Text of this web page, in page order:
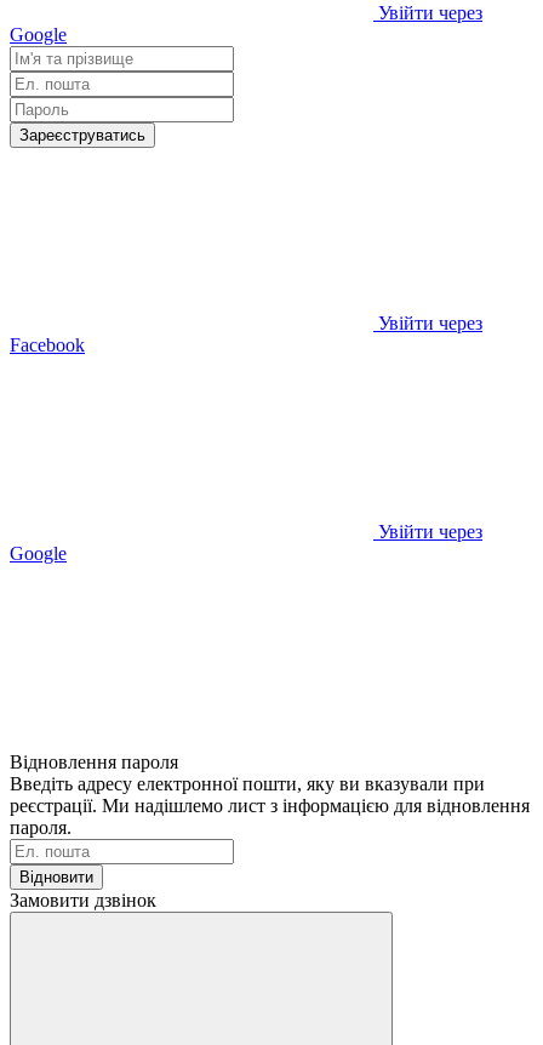
Увійти через
Google
Зареєструватись
Увійти через
Facebook
Увійти через
Google
Відновлення пароля
Введіть адресу електронної пошти, яку ви вказували при
реєстрації. Ми надішлемо лист з інформацією для відновлення
пароля.
Відновити
Замовити дзвінок